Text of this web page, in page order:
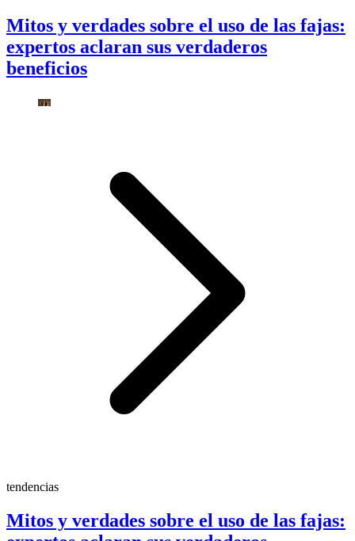
Mitos y verdades sobre el uso de las fajas:
expertos aclaran sus verdaderos
beneficios
tendencias
Mitos y verdades sobre el uso de las fajas: